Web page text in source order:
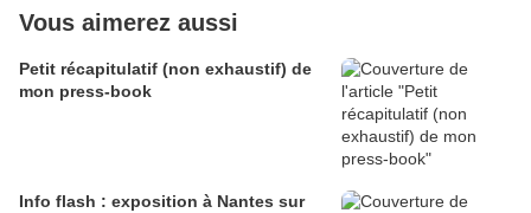
Vous aimerez aussi
Petit récapitulatif (non exhaustif) de
mon press-book
Info flash : exposition à Nantes sur